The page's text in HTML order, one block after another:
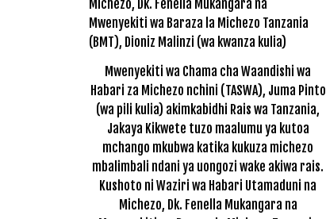
Mwenyekiti wa Chama cha Waandishi wa
Habari za Michezo nchini (TASWA), Juma Pinto
(wa pili kulia) akimkabidhi Rais wa Tanzania,
Jakaya Kikwete tuzo maalumu ya kutoa
mchango mkubwa katika kukuza michezo
mbalimbali ndani ya uongozi wake akiwa rais.
Kushoto ni Waziri wa Habari Utamaduni na
Michezo, Dk. Fenella Mukangara na